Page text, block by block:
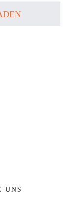
UNS